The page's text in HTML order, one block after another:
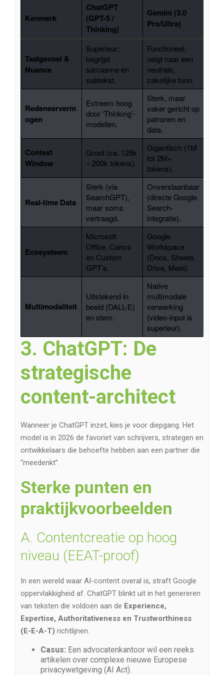
Kenmerk
ChatGPT
(GPT-5 /
Thinking)
Gemini (3.0
Pro/Ultra)
Taalgevoel &
Nuance
Superieur;
begrijpt
sarcasme en
subtekst.
Functioneel;
neigt naar een
neutrale,
zakelijke toon.
Redeneerverm
ogen
Extreem hoog
door ‘Thinking’-
modellen.
Sterk, maar
vaker gericht op
patronen en
data.
Context
Window
Groot (ca. 128k
– 200k tokens).
Gigantisch (1M
tot 2M+
tokens).
Real-time Data
Sterk (via
SearchGPT),
maar soms
vertraagd.
Onverslaanbaar
(directe Google
Search-
integratie).
Ecosysteem
Microsoft
Office, Canva
en Custom
GPT’s.
Google
Workspace
(Docs, Sheets,
Drive, Meet).
Multimodaliteit
Uitstekend in
beeld (DALL-E)
en stem.
Native
multimodale
verwerking
(video-input is
superieur).
3. ChatGPT: De
strategische
content-architect
Wanneer je ChatGPT inzet, kies je voor diepgang. Het
model is in 2026 de favoriet van schrijvers, strategen en
ontwikkelaars die behoefte hebben aan een partner die
“meedenkt”.
Sterke punten en
praktijkvoorbeelden
A. Contentcreatie op hoog
niveau (EEAT-proof)
In een wereld waar AI-content overal is, straft Google
oppervlakkigheid af. ChatGPT blinkt uit in het genereren
van teksten die voldoen aan de Experience,
Expertise, Authoritativeness en Trustworthiness
(E-E-A-T) richtlijnen.
Casus: Een advocatenkantoor wil een reeks
artikelen over complexe nieuwe Europese
privacywetgeving (AI Act).